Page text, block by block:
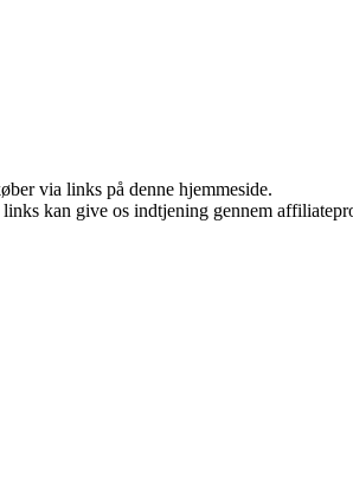
via links på denne hjemmeside.
kan give os indtjening gennem